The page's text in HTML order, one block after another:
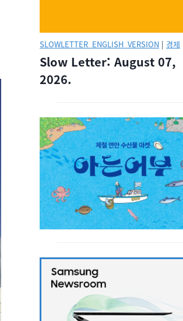
SLOWLETTER_ENGLISH_VERSION | 경제
Slow Letter: August 07,
2026.